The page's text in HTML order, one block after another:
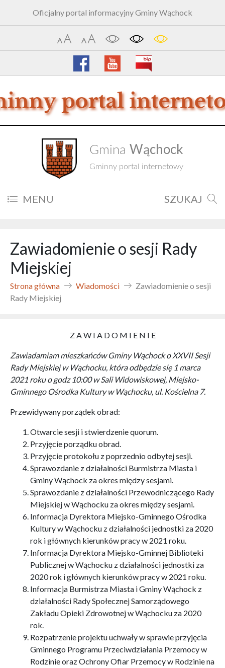
Oficjalny portal informacyjny Gminy Wąchock
Gmina Wąchock
Gminny portal internetowy
MENU SZUKAJ
Zawiadomienie o sesji Rady
Miejskiej
Strona główna Wiadomości
Zawiadomienie o sesji
Rady Miejskiej
Z A W I A D O M I E N I E
Zawiadamiam mieszkańców Gminy Wąchock o XXVII Sesji
Rady Miejskiej w Wąchocku, która odbędzie się 1 marca
2021 roku o godz 10:00 w Sali Widowiskowej, Miejsko-
Gminnego Ośrodka Kultury w Wąchocku, ul. Kościelna 7.
Przewidywany porządek obrad:
Otwarcie sesji i stwierdzenie quorum.
Przyjęcie porządku obrad.
Przyjęcie protokołu z poprzednio odbytej sesji.
Sprawozdanie z działalności Burmistrza Miasta i
Gminy Wąchock za okres między sesjami.
Sprawozdanie z działalności Przewodniczącego Rady
Miejskiej w Wąchocku za okres między sesjami.
Informacja Dyrektora Miejsko-Gminnego Ośrodka
Kultury w Wąchocku z działalności jednostki za 2020
rok i głównych kierunków pracy w 2021 roku.
Informacja Dyrektora Miejsko-Gminnej Biblioteki
Publicznej w Wąchocku z działalności jednostki za
2020 rok i głównych kierunków pracy w 2021 roku.
Informacja Burmistrza Miasta i Gminy Wąchock z
działalności Rady Społecznej Samorządowego
Zakładu Opieki Zdrowotnej w Wąchocku za 2020
rok.
Rozpatrzenie projektu uchwały w sprawie przyjęcia
Gminnego Programu Przeciwdziałania Przemocy w
Rodzinie oraz Ochrony Ofiar Przemocy w Rodzinie na